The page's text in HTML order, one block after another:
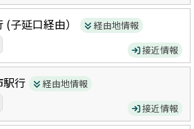
(子延口経由） 経由地情報
接近情報
駅行 経由地情報
接近情報